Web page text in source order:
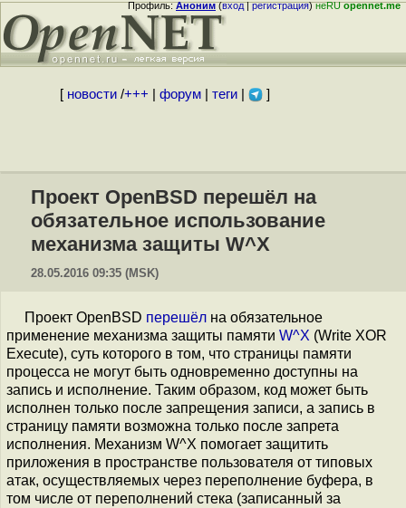
Профиль:Аноним(вход|регистрация)неRUopennet.me
[ новости/+++ форум| теги| ]
Проект OpenBSD перешёл на
обязательное использование
механизма защиты W^X
28.05.2016 09:35 (MSK)
Проект OpenBSD перешёл на обязательное
применение механизма защиты памяти W^X (Write XOR
Execute), суть которого в том, что страницы памяти
процесса не могут быть одновременно доступны на
запись и исполнение. Таким образом, код может быть
исполнен только после запрещения записи, а запись в
страницу памяти возможна только после запрета
исполнения. Механизм W^X помогает защитить
приложения в пространстве пользователя от типовых
атак, осуществляемых через переполнение буфера, в
том числе от переполнений стека (записанный за